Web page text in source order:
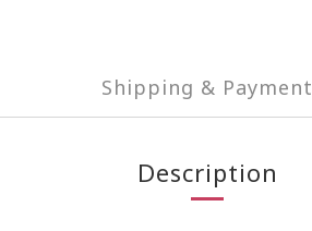
Shipping & Payment
Description